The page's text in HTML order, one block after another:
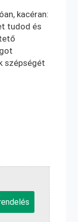
kacéran:
tudod és
szépségét